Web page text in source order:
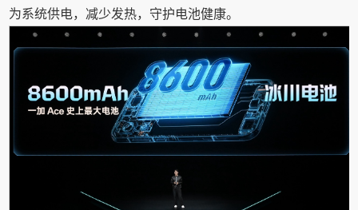
为系统供电，减少发热，守护电池健康。